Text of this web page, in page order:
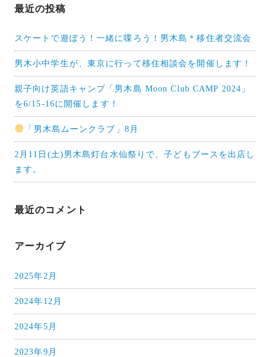
ン
最近の投稿
スケートで遊ぼう！一緒に喋ろう！男木島＊移住者交流会
男木小中学生が、東京に行って移住相談会を開催します！
親子向け英語キャンプ「男木島 Moon Club CAMP 2024」
を6/15-16に開催します！
「男木島ムーンクラブ」8月
2月11日(土)男木島灯台水仙祭りで、子どもブースを出店し
ます。
最近のコメント
アーカイブ
2025年2月
2024年12月
2024年5月
2023年9月